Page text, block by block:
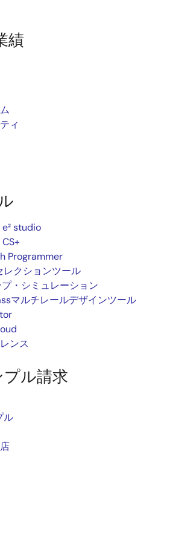
績
ィ
studio
Programmer
レクションツール
・シミュレーション
マルチレールデザインツール
ンス
ル請求
ル